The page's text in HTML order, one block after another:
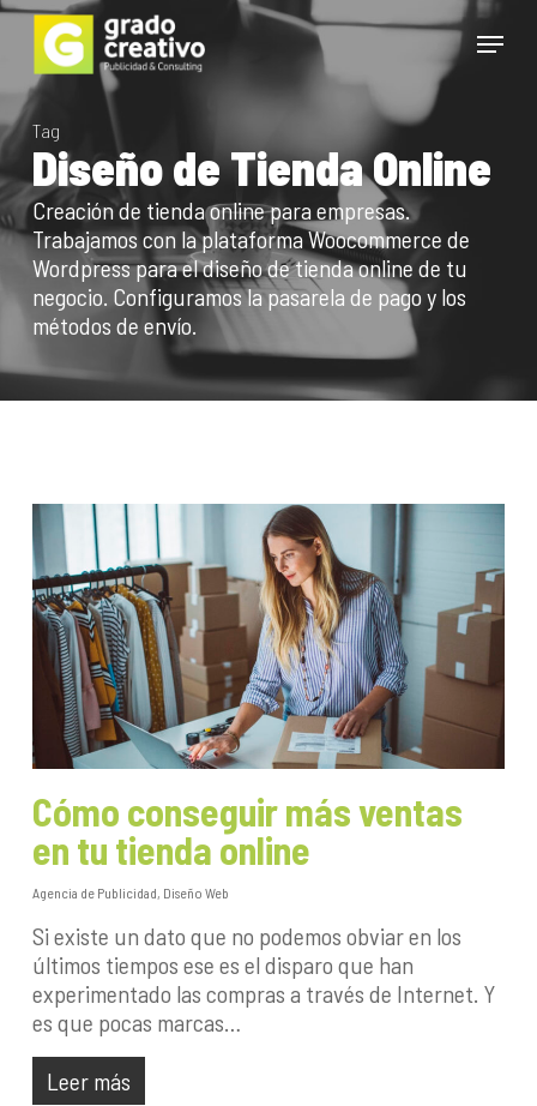
Skip
main
content
Menu
Tag
Diseño de Tienda Online
Creación de tienda online para empresas.
Trabajamos con la plataforma Woocommerce de
Wordpress para el diseño de tienda online de tu
negocio. Configuramos la pasarela de pago y los
métodos de envío.
Cómo conseguir más ventas
en tu tienda online
Agencia de Publicidad, Diseño Web
Si existe un dato que no podemos obviar en los
últimos tiempos ese es el disparo que han
experimentado las compras a través de Internet. Y
es que pocas marcas…
Leer más